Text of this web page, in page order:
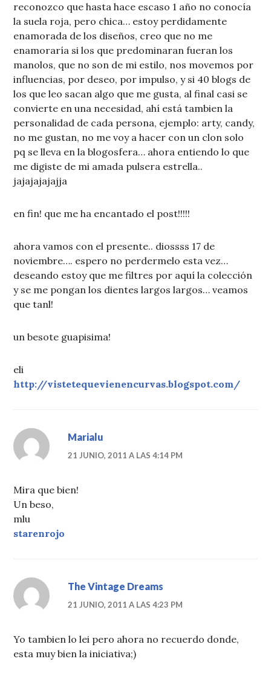
reconozco que hasta hace escaso 1 año no conocía
la suela roja, pero chica… estoy perdidamente
enamorada de los diseños, creo que no me
enamoraría si los que predominaran fueran los
manolos, que no son de mi estilo, nos movemos por
influencias, por deseo, por impulso, y si 40 blogs de
los que leo sacan algo que me gusta, al final casi se
convierte en una necesidad, ahí está tambien la
personalidad de cada persona, ejemplo: arty, candy,
no me gustan, no me voy a hacer con un clon solo
pq se lleva en la blogosfera… ahora entiendo lo que
me digiste de mi amada pulsera estrella..
jajajajajajja
en fin! que me ha encantado el post!!!!!
ahora vamos con el presente.. diossss 17 de
noviembre…. espero no perdermelo esta vez…
deseando estoy que me filtres por aquí la colección
y se me pongan los dientes largos largos… veamos
que tanl!
un besote guapisima!
eli
http://vistetequevienencurvas.blogspot.com/
Marialu
21 JUNIO, 2011 A LAS 4:14 PM
Mira que bien!
Un beso,
mlu
starenrojo
The Vintage Dreams
21 JUNIO, 2011 A LAS 4:23 PM
Yo tambien lo lei pero ahora no recuerdo donde,
esta muy bien la iniciativa;)